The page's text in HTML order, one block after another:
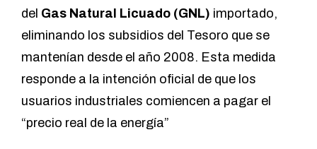
del Gas Natural Licuado (GNL) importado,
eliminando los subsidios del Tesoro que se
mantenían desde el año 2008. Esta medida
responde a la intención oficial de que los
usuarios industriales comiencen a pagar el
“precio real de la energía”